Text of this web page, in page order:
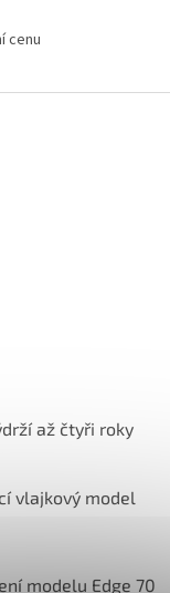
cenu
až čtyři roky
vlajkový model
modelu Edge 70